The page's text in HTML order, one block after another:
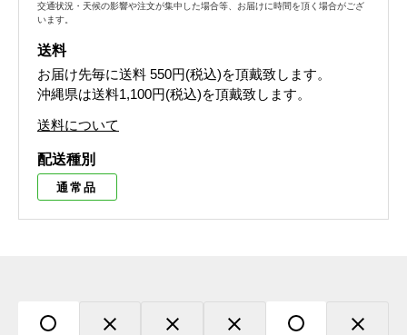
交通状況・天候の影響や注文が集中した場合等、お届けに時間を頂く場合がござ
います。
送料
お届け先毎に送料 550円(税込)を頂戴致します。
沖縄県は送料1,100円(税込)を頂戴致します。
送料について
配送種別
通常品